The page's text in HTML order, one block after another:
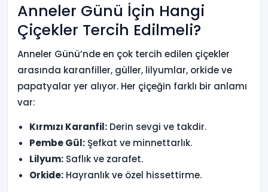
Anneler Günü İçin Hangi
Çiçekler Tercih Edilmeli?
Anneler Günü’nde en çok tercih edilen çiçekler
arasında karanfiller, güller, lilyumlar, orkide ve
papatyalar yer alıyor. Her çiçeğin farklı bir anlamı
var:
Kırmızı Karanfil: Derin sevgi ve takdir.
Pembe Gül: Şefkat ve minnettarlık.
Lilyum: Saflık ve zarafet.
Orkide: Hayranlık ve özel hissettirme.